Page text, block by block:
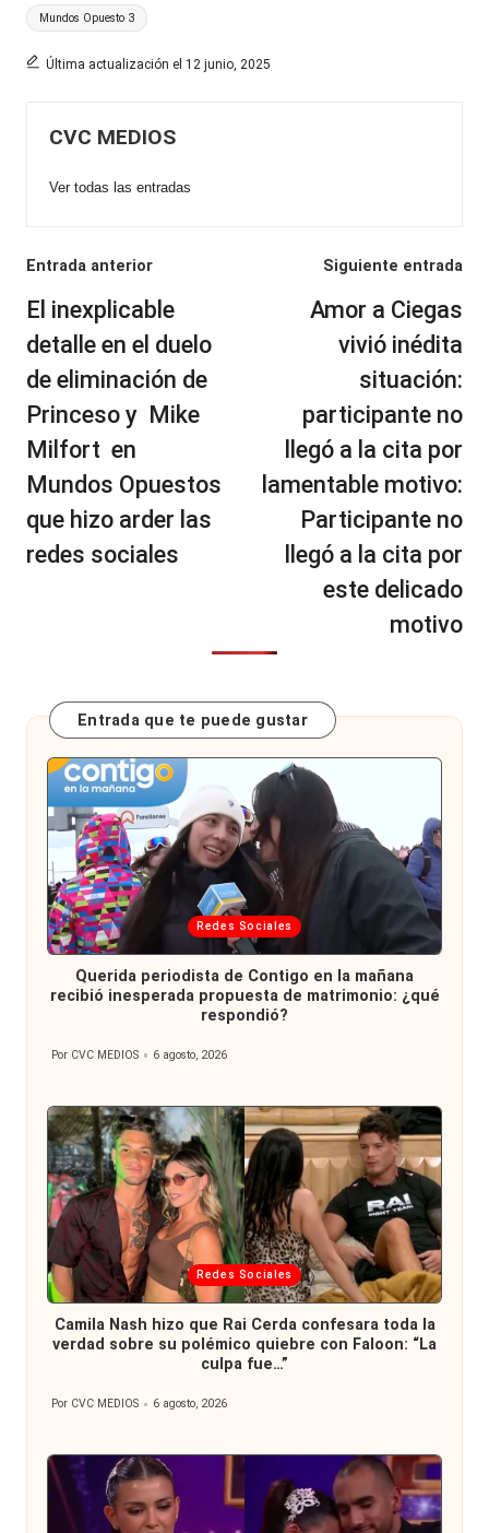
Etiquetas:
Mundos Opuesto 3
Última actualización el 12 junio, 2025
CVC MEDIOS
Ver todas las entradas
Navegación
de
entradas
Entrada anterior
El inexplicable
detalle en el duelo
de eliminación de
Princeso y Mike
Milfort en
Mundos Opuestos
que hizo arder las
redes sociales
Siguiente entrada
Amor a Ciegas
vivió inédita
situación:
participante no
llegó a la cita por
lamentable motivo:
Participante no
llegó a la cita por
este delicado
motivo
Entrada que te puede gustar
Publicada
en
Redes Sociales
Querida periodista de Contigo en la mañana
recibió inesperada propuesta de matrimonio: ¿qué
respondió?
Publicado
Por CVC MEDIOS 6 agosto, 2026
Publicada
en
Redes Sociales
Camila Nash hizo que Rai Cerda confesara toda la
verdad sobre su polémico quiebre con Faloon: “La
culpa fue…”
Publicado
Por CVC MEDIOS 6 agosto, 2026